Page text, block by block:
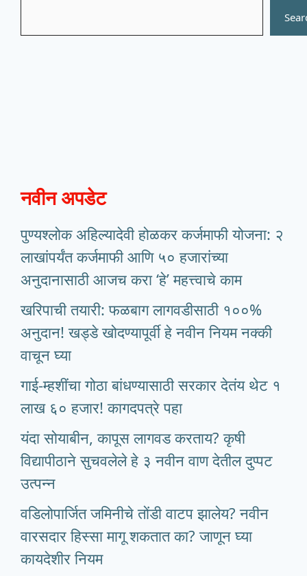
नवीन अपडेट
पुण्यश्लोक अहिल्यादेवी होळकर कर्जमाफी योजना: २
लाखांपर्यंत कर्जमाफी आणि ५० हजारांच्या
अनुदानासाठी आजच करा ‘हे’ महत्त्वाचे काम
खरिपाची तयारी: फळबाग लागवडीसाठी १००%
अनुदान! खड्डे खोदण्यापूर्वी हे नवीन नियम नक्की
वाचून घ्या
गाई-म्हशींचा गोठा बांधण्यासाठी सरकार देतंय थेट १
लाख ६० हजार! कागदपत्रे पहा
यंदा सोयाबीन, कापूस लागवड करताय? कृषी
विद्यापीठाने सुचवलेले हे ३ नवीन वाण देतील दुप्पट
उत्पन्न
वडिलोपार्जित जमिनीचे तोंडी वाटप झालेय? नवीन
वारसदार हिस्सा मागू शकतात का? जाणून घ्या
कायदेशीर नियम